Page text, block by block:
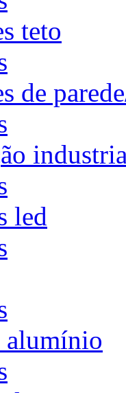
teto
de
led
alumínio